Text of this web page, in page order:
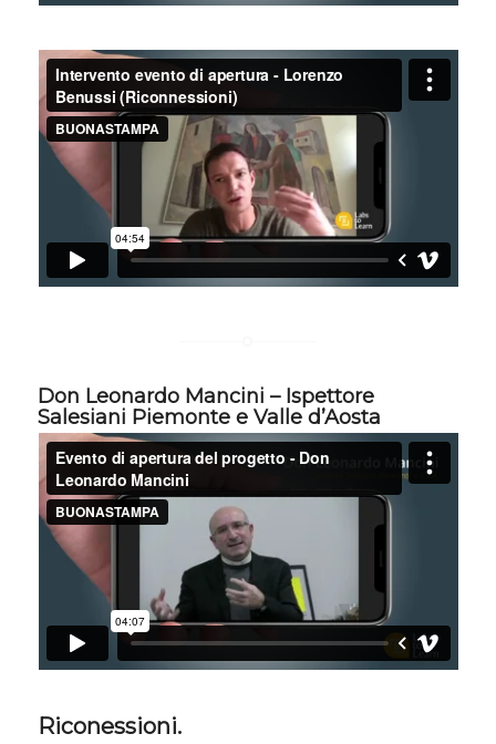
Don Leonardo Mancini – Ispettore
Salesiani Piemonte e Valle d’Aosta
Riconessioni.